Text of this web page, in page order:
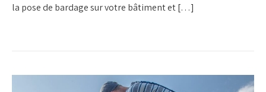
la pose de bardage sur votre bâtiment et […]